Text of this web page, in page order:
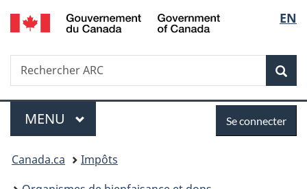
Passer
au
Passer
à
du
Passer
à
simplifiée
de
la
EN
Recherche
Rechercher
ARC
Menu
MENU PRINCIPAL
connecter
Se connecter
Vous
êtes
Canada.ca
Impôts